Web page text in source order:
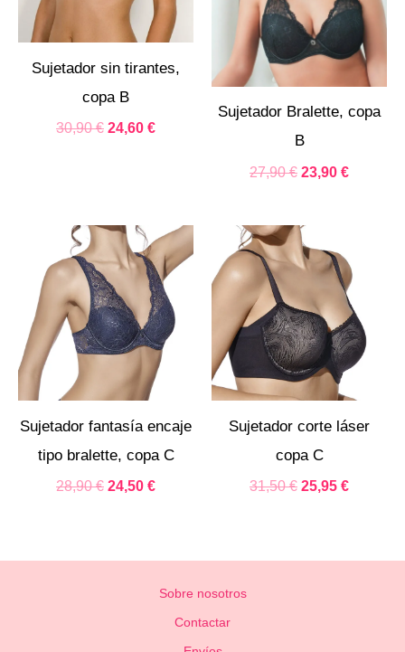
Sujetador sin tirantes,
copa B
30,90€ 24,60 €
Sujetador Bralette, copa
B
27,90€ 23,90 €
Sujetador fantasía encaje
tipo bralette, copa C
28,90€
El
precio
original
era:
28,90 €.
24,50 €
El
precio
actual
es:
24,50 €.
Sujetador corte láser
copa C
31,50€
El
precio
original
31,50 €.
25,95 €
actual
es:
25,95 €.
Sobre nosotros
Contactar